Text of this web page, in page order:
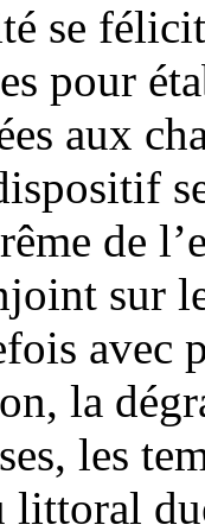
se
pour
aux
de
sur
avec
la
les
littoral